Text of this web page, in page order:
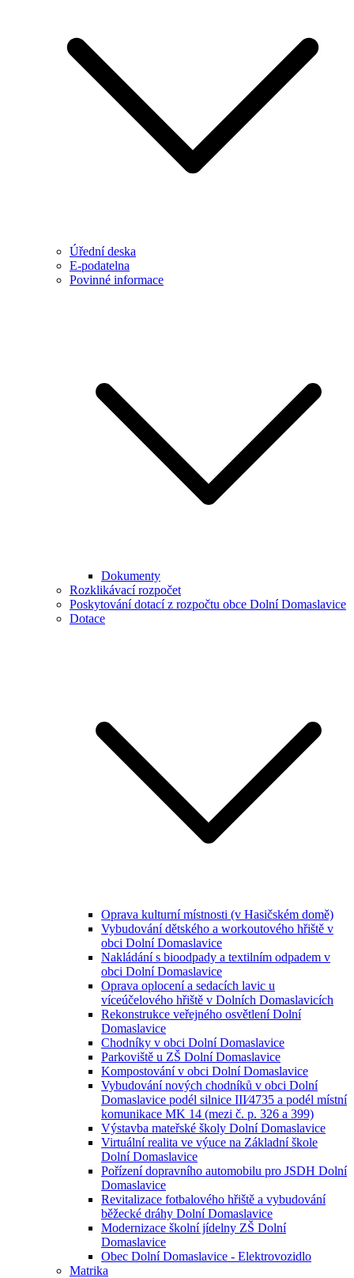
Úřední deska
E-podatelna
Povinné informace
Dokumenty
Rozklikávací rozpočet
Poskytování dotací z rozpočtu obce Dolní Domaslavice
Dotace
Oprava kulturní místnosti (v Hasičském domě)
Vybudování dětského a workoutového hřiště v
obci Dolní Domaslavice
Nakládání s bioodpady a textilním odpadem v
obci Dolní Domaslavice
Oprava oplocení a sedacích lavic u
víceúčelového hřiště v Dolních Domaslavicích
Rekonstrukce veřejného osvětlení Dolní
Domaslavice
Chodníky v obci Dolní Domaslavice
Parkoviště u ZŠ Dolní Domaslavice
Kompostování v obci Dolní Domaslavice
Vybudování nových chodníků v obci Dolní
Domaslavice podél silnice III⁄4735 a podél místní
komunikace MK 14 (mezi č. p. 326 a 399)
Výstavba mateřské školy Dolní Domaslavice
Virtuální realita ve výuce na Základní škole
Dolní Domaslavice
Pořízení dopravního automobilu pro JSDH Dolní
Domaslavice
Revitalizace fotbalového hřiště a vybudování
běžecké dráhy Dolní Domaslavice
Modernizace školní jídelny ZŠ Dolní
Domaslavice
Obec Dolní Domaslavice - Elektrovozidlo
Matrika